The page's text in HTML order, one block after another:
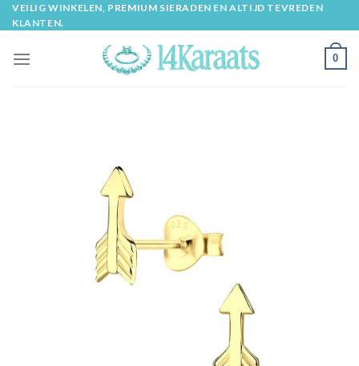
Skip
to
VEILIG WINKELEN, PREMIUM SIERADEN EN ALTIJD TEVREDEN
KLANTEN.
0